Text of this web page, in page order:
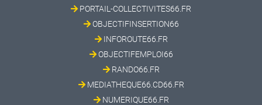
PORTAIL-COLLECTIVITES66.FR
OBJECTIFINSERTION66
INFOROUTE66.FR
OBJECTIFEMPLOI66
RANDO66.FR
MEDIATHEQUE66.CD66.FR
NUMERIQUE66.FR